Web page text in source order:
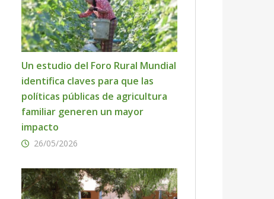
Un estudio del Foro Rural Mundial
identifica claves para que las
políticas públicas de agricultura
familiar generen un mayor
impacto
26/05/2026